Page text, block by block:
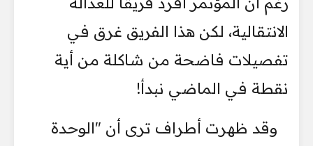
الانتقالية، لكن هذا الفريق غرق في
تفصيلات فاضحة من شاكلة من أية
نقطة في الماضي نبدأ!
وقد ظهرت أطراف ترى أن "الوحدة